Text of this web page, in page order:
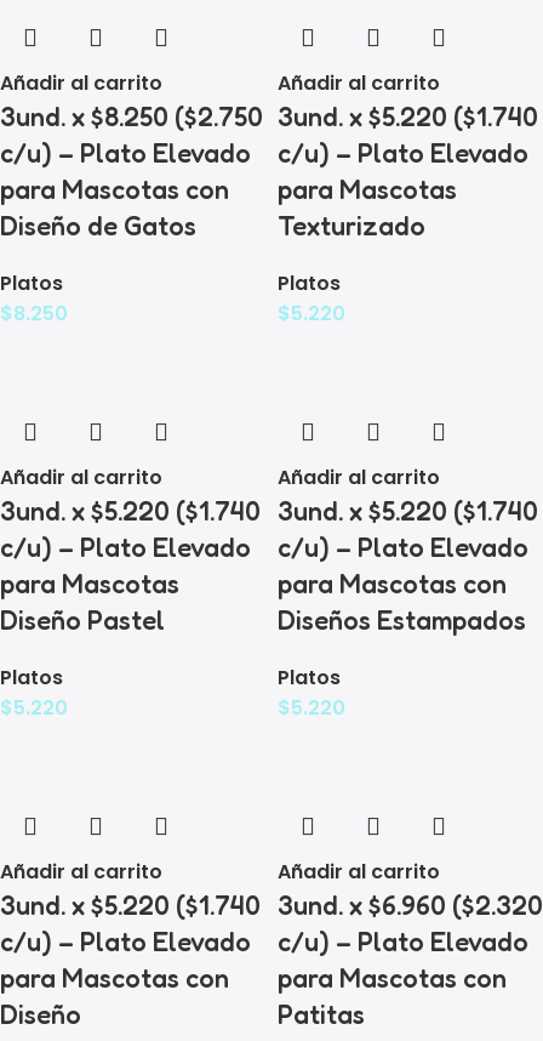
Añadir al carrito
3und. x $8.250 ($2.750
c/u) – Plato Elevado
para Mascotas con
Diseño de Gatos
Platos
$8.250
Añadir al carrito
3und. x $5.220 ($1.740
c/u) – Plato Elevado
para Mascotas
Texturizado
Platos
$5.220
Añadir al carrito
3und. x $5.220 ($1.740
c/u) – Plato Elevado
para Mascotas
Diseño Pastel
Platos
$5.220
Añadir al carrito
3und. x $5.220 ($1.740
c/u) – Plato Elevado
para Mascotas con
Diseños Estampados
Platos
$5.220
Añadir al carrito
3und. x $5.220 ($1.740
c/u) – Plato Elevado
para Mascotas con
Diseño
Añadir al carrito
3und. x $6.960 ($2.320
c/u) – Plato Elevado
para Mascotas con
Patitas